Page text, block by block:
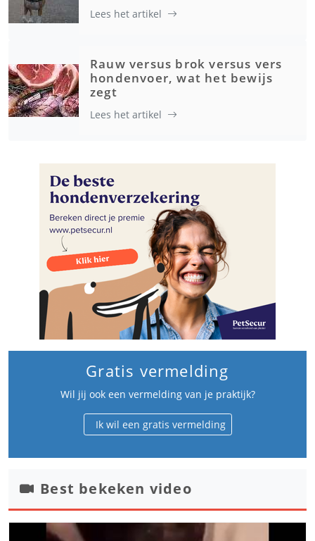
Lees het artikel
Rauw versus brok versus vers
hondenvoer, wat het bewijs
zegt
Lees het artikel
Gratis vermelding
Wil jij ook een vermelding van je praktijk?
Ik wil een gratis vermelding
Best bekeken video